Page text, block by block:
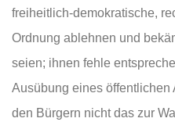
freiheitlich-demokratische,
Ordnung ablehnen und
seien; ihnen fehle
Ausübung eines öffentlichen
den Bürgern nicht das zur